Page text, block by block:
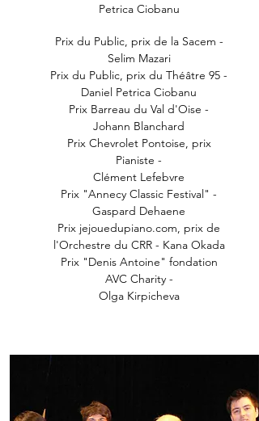
Petrica Ciobanu
Prix du Public, prix de la Sacem -
Selim Mazari
Prix du Public, prix du Théâtre 95 -
Daniel Petrica Ciobanu
Prix Barreau du Val d'Oise -
Johann Blanchard
Prix Chevrolet Pontoise, prix
Pianiste -
Clément Lefebvre
Prix "Annecy Classic Festival" -
Gaspard Dehaene
Prix jejouedupiano.com, prix de
l'Orchestre du CRR - Kana Okada
Prix "Denis Antoine" fondation
AVC Charity -
Olga Kirpicheva